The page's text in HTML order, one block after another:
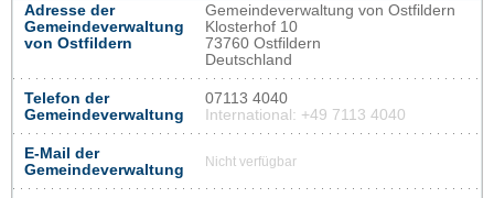
Adresse der
Gemeindeverwaltung
von Ostfildern
Gemeindeverwaltung von Ostfildern
Klosterhof 10
73760 Ostfildern
Deutschland
Telefon der
Gemeindeverwaltung
07113 4040
International: +49 7113 4040
E-Mail der
Gemeindeverwaltung
Nicht verfügbar